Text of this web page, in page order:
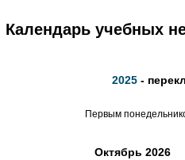
Календарь учебных
2025 -
Первым
Октябрь 2026